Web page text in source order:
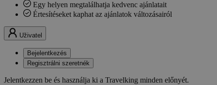
Egy helyen megtalálhatja kedvenc ajánlatait
Értesítéseket kaphat az ajánlatok változásairól
Uživatel
Bejelentkezés
Regisztrálni szeretnék
Jelentkezzen be és használja ki a Travelking minden előnyét.